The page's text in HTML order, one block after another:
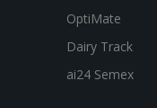
OptiMate
Dairy Track
ai24 Semex